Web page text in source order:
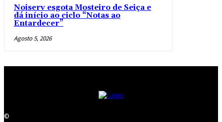
Noiserv esgota Mosteiro de Seiça e
dá início ao ciclo “Notas ao
Entardecer”
Agosto 5, 2026
©